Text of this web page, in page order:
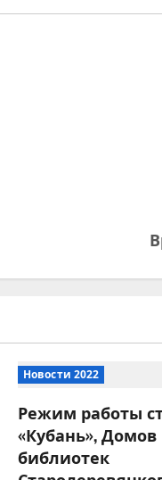
Новости 2022
Режим работы
«Кубань»,
библиотек